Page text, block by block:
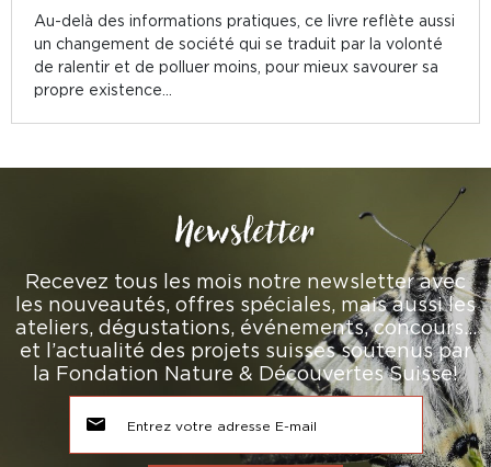
Au-delà des informations pratiques, ce livre reflète aussi
un changement de société qui se traduit par la volonté
de ralentir et de polluer moins, pour mieux savourer sa
propre existence...
Newsletter
Recevez tous les mois notre newsletter avec
les nouveautés, offres spéciales, mais aussi les
ateliers, dégustations, événements, concours…
et l’actualité des projets suisses soutenus par
la Fondation Nature & Découvertes Suisse!